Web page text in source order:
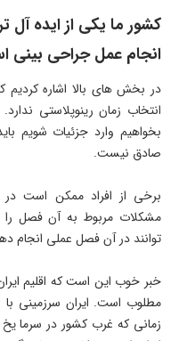
کشور ما یکی از ایده آل
انجام عمل جراحی بینی
در بخش های بالا اشاره کردیم
انتخاب زمان رینوپلاستی
بخواهیم وارد جزئیات شویم
صادق نیست.
برخی از افراد ممکن است
مشکلات مربوط به آن فصل را
توانند در آن فصل عملی
خبر خوب این است که اقلیم
زمانی که غرب کشور در سرما